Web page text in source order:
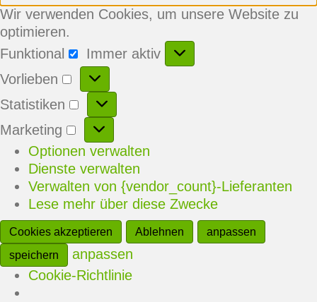
Wir verwenden Cookies, um unsere Website zu
optimieren.
Funktional
Funktional
Immer aktiv
Vorlieben
Vorlieben
Statistiken
Statistiken
Marketing
Marketing
Optionen verwalten
Dienste verwalten
Verwalten von {vendor_count}-Lieferanten
Lese mehr über diese Zwecke
Cookies akzeptieren Ablehnen
anpassen
speichern
anpassen
Cookie-Richtlinie